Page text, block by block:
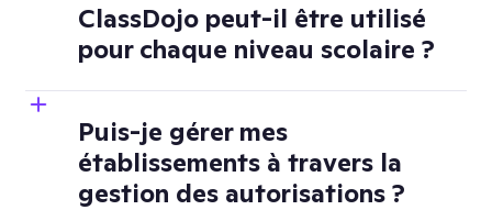
ClassDojo peut-il être utilisé
pour chaque niveau scolaire ?
Puis-je gérer mes
établissements à travers la
gestion des autorisations ?